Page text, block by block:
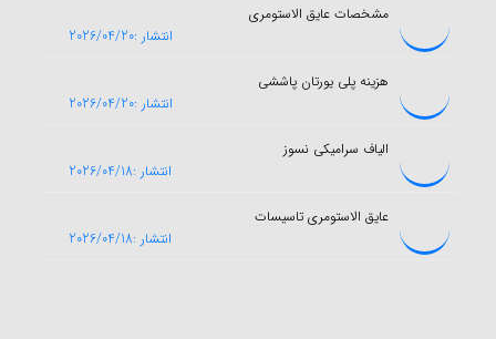
مشخصات عایق الاستومری
انتشار :2026/04/20
هزینه پلی یورتان پاششی
انتشار :2026/04/20
الیاف سرامیکی نسوز
انتشار :2026/04/18
عایق الاستومری تاسیسات
انتشار :2026/04/18